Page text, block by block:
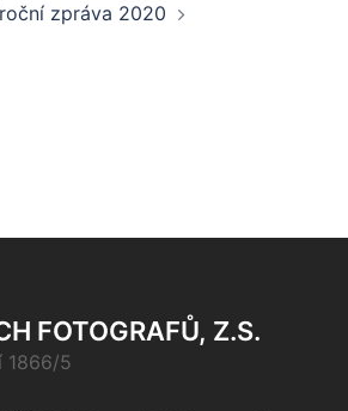
zpráva 2020
FOTOGRAFŮ, Z.S.
1866/5